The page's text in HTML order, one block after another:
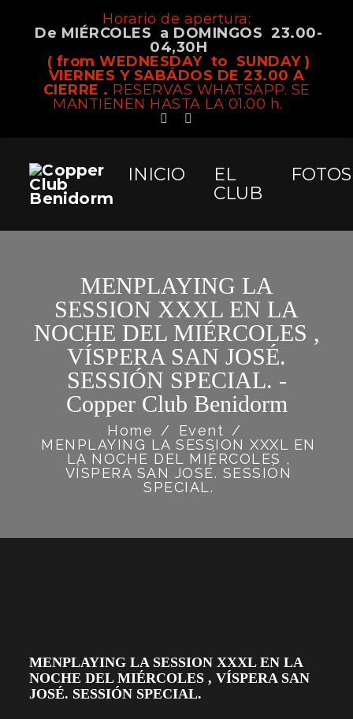
Horario de apertura:
De MIÉRCOLES a DOMINGOS 23.00-
04,30H
( from WEDNESDAY to SUNDAY )
VIERNES Y SABÁDOS DE 23.00 A
CIERRE . RESERVAS WHATSAPP. SE
MANTIENEN HASTA LA 01.00 h.
INICIO
EL
CLUB
FOTOS
MENPLAYING LA
SESSION XXXL EN LA
NOCHE DEL MIÉRCOLES ,
VÍSPERA SAN JOSÉ.
SESSIÓN SPECIAL. -
Copper Club Benidorm
Home / Event /
MENPLAYING LA SESSION XXXL EN
LA NOCHE DEL MIÉRCOLES ,
VÍSPERA SAN JOSÉ. SESSIÓN
SPECIAL.
MENPLAYING LA SESSION XXXL EN LA
NOCHE DEL MIÉRCOLES , VÍSPERA SAN
JOSÉ. SESSIÓN SPECIAL.